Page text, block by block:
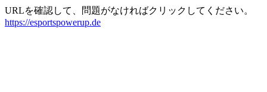
URLを確認して、問題がなければクリックしてください。
https://esportspowerup.de